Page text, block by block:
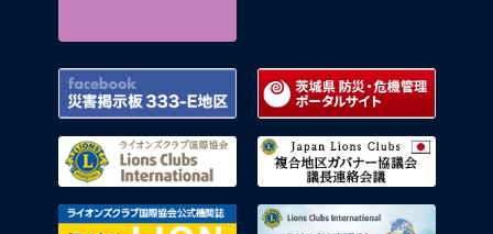
Facebook 災害掲示板 333-E地区
ライオンズクラブ国際協会
ライオンズクラブ国際協会公式機関